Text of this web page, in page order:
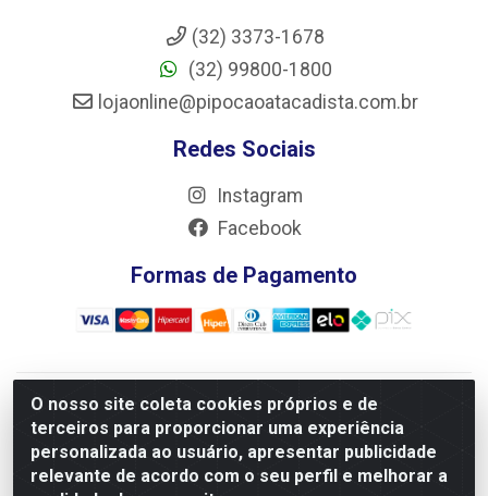
O nosso site coleta cookies próprios e de
terceiros para proporcionar uma experiência
personalizada ao usuário, apresentar publicidade
relevante de acordo com o seu perfil e melhorar a
(32) 3373-1678
(32) 99800-1800
lojaonline@pipocaoatacadista.com.br
Redes Sociais
Instagram
Facebook
Formas de Pagamento
JRS Distribuição e Logística LTDA - Rua Antônio do
Sacramento Torga 70, Vila Nossa Senhora de Fatima - São
João Del Rei/MG - CEP 36305-334 - CNPJ 66.194.085/0001-
02